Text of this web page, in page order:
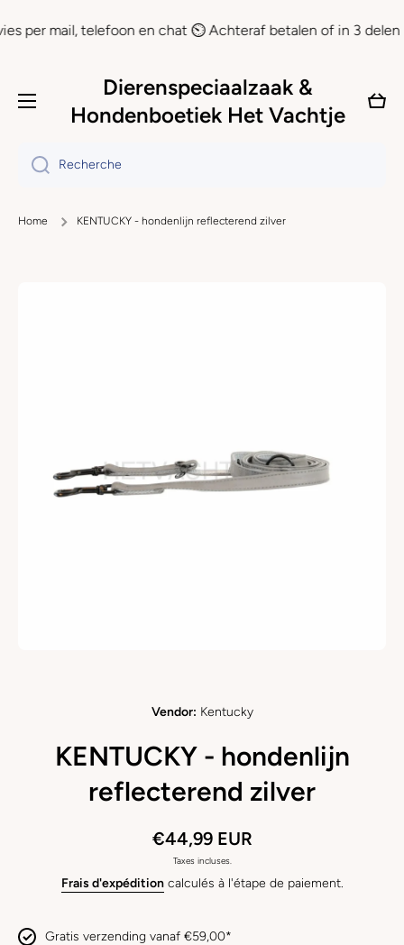
Ignorer et passer au contenu
mail, telefoon en chat ⏲ Achteraf betalen of in 3 delen
Dierenspeciaalzaak &
Hondenboetiek Het Vachtje
Recherche
Home KENTUCKY - hondenlijn reflecterend zilver
Vendor: Kentucky
KENTUCKY - hondenlijn
reflecterend zilver
€44,99 EUR
Taxes incluses.
Frais d'expéditioncalculés à l'étape de paiement.
Gratis verzending vanaf €59,00*